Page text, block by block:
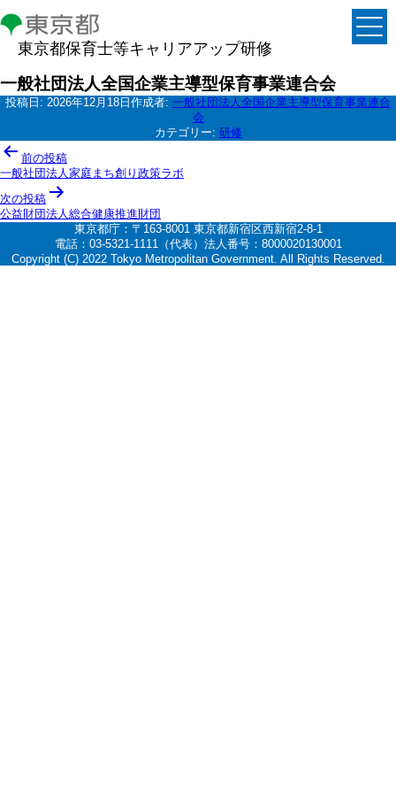
東京都保育士等キャリアアップ研修
一般社団法人全国企業主導型保育事業連合会
投稿日: 2026年12月18日 作成者: 一般社団法人全国企業主導型保育事業連合
会
カテゴリー: 研修
投
稿
ナ
ビ
ー
前の投稿
一般社団法人家庭まち創り政策ラボ
次の投稿
公益財団法人総合健康推進財団
東京都庁：〒163-8001 東京都新宿区西新宿2-8-1
電話：03-5321-1111（代表）法人番号：8000020130001
Copyright (C) 2022 Tokyo Metropolitan Government. All Rights Reserved.